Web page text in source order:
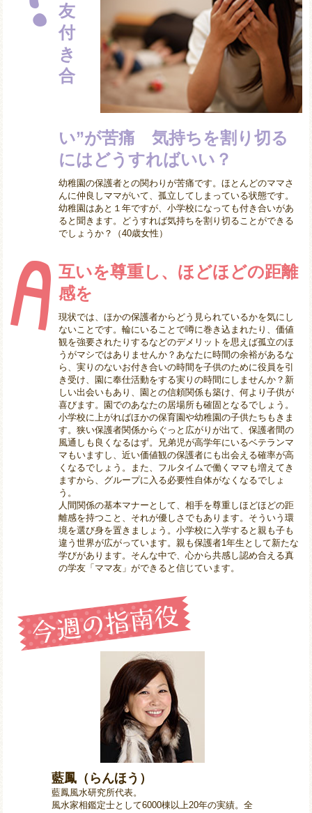
友
付
き
合
い”が苦痛 気持ちを割り切る
にはどうすればいい？
幼稚園の保護者との関わりが苦痛です。ほとんどのママさ
んに仲良しママがいて、孤立してしまっている状態です。
幼稚園はあと１年ですが、小学校になっても付き合いがあ
ると聞きます。どうすれば気持ちを割り切ることができる
でしょうか？（40歳女性）
互いを尊重し、ほどほどの距離
感を
現状では、ほかの保護者からどう見られているかを気にし
ないことです。輪にいることで噂に巻き込まれたり、価値
観を強要されたりするなどのデメリットを思えば孤立のほ
うがマシではありませんか？あなたに時間の余裕があるな
ら、実りのないお付き合いの時間を子供のために役員を引
き受け、園に奉仕活動をする実りの時間にしませんか？新
しい出会いもあり、園との信頼関係も築け、何より子供が
喜びます。園でのあなたの居場所も確固となるでしょう。
小学校に上がればほかの保育園や幼稚園の子供たちもきま
す。狭い保護者関係からぐっと広がりが出て、保護者間の
風通しも良くなるはず。兄弟児が高学年にいるベテランマ
マもいますし、近い価値観の保護者にも出会える確率が高
くなるでしょう。また、フルタイムで働くママも増えてき
ますから、グループに入る必要性自体がなくなるでしょ
う。
人間関係の基本マナーとして、相手を尊重しほどほどの距
離感を持つこと、それが優しさでもあります。そういう環
境を選び身を置きましょう。小学校に入学すると親も子も
違う世界が広がっています。親も保護者1年生として新たな
学びがあります。そんな中で、心から共感し認め合える真
の学友「ママ友」ができると信じています。
藍鳳（らんほう）
藍鳳風水研究所代表。
風水家相鑑定士として6000棟以上20年の実績。全